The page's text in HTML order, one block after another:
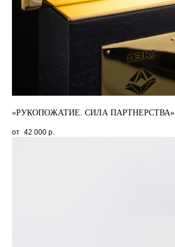
«РУКОПОЖАТИЕ. СИЛА ПАРТНЕРСТВА»
42 000 р.